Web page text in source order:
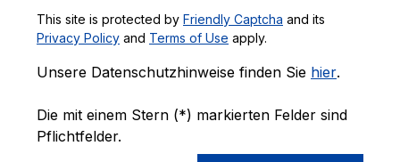
This site is protected by Friendly Captcha and its
Privacy Policy and Terms of Use apply.
Unsere Datenschutzhinweise finden Sie hier.
Die mit einem Stern (*) markierten Felder sind
Pflichtfelder.